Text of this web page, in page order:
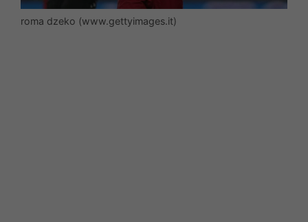
roma dzeko (www.gettyimages.it)